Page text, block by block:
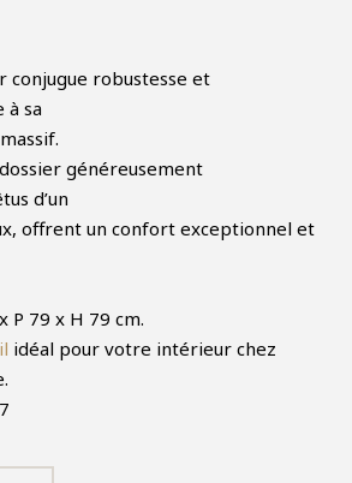
conjugue robustesse et
à sa
généreusement
d’un
offrent un confort exceptionnel et
P 79 x H 79 cm.
idéal pour votre intérieur chez